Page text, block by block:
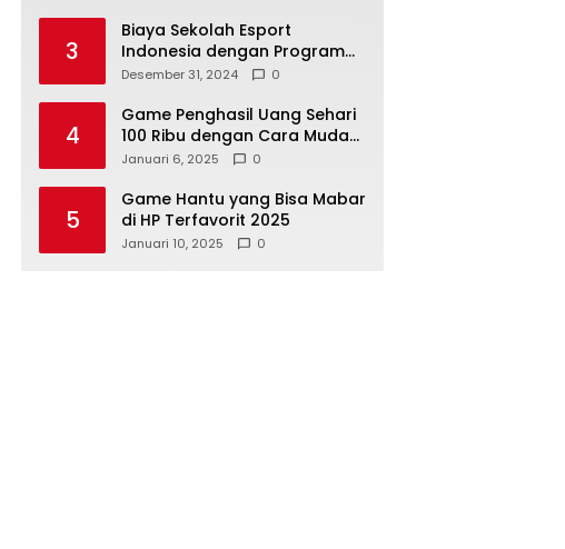
3
Biaya Sekolah Esport
Indonesia dengan Program
Pelatihan Lengkap
Desember 31, 2024 0
4
Game Penghasil Uang Sehari
100 Ribu dengan Cara Mudah
dan Cepat 2025
Januari 6, 2025 0
5
Game Hantu yang Bisa Mabar
di HP Terfavorit 2025
Januari 10, 2025 0